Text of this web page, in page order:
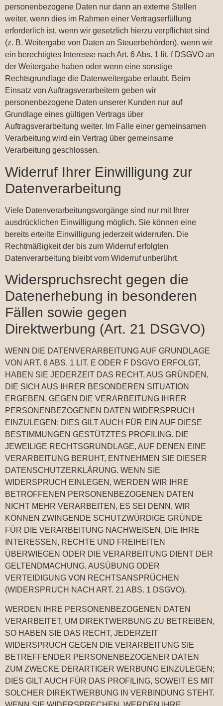
personenbezogene Daten nur dann an externe Stellen
weiter, wenn dies im Rahmen einer Vertragserfüllung
erforderlich ist, wenn wir gesetzlich hierzu verpflichtet sind
(z. B. Weitergabe von Daten an Steuerbehörden), wenn wir
ein berechtigtes Interesse nach Art. 6 Abs. 1 lit. f DSGVO an
der Weitergabe haben oder wenn eine sonstige
Rechtsgrundlage die Datenweitergabe erlaubt. Beim
Einsatz von Auftragsverarbeitern geben wir
personenbezogene Daten unserer Kunden nur auf
Grundlage eines gültigen Vertrags über
Auftragsverarbeitung weiter. Im Falle einer gemeinsamen
Verarbeitung wird ein Vertrag über gemeinsame
Verarbeitung geschlossen.
Widerruf Ihrer Einwilligung zur
Datenverarbeitung
Viele Datenverarbeitungsvorgänge sind nur mit Ihrer
ausdrücklichen Einwilligung möglich. Sie können eine
bereits erteilte Einwilligung jederzeit widerrufen. Die
Rechtmäßigkeit der bis zum Widerruf erfolgten
Datenverarbeitung bleibt vom Widerruf unberührt.
Widerspruchsrecht gegen die
Datenerhebung in besonderen
Fällen sowie gegen
Direktwerbung (Art. 21 DSGVO)
WENN DIE DATENVERARBEITUNG AUF GRUNDLAGE
VON ART. 6 ABS. 1 LIT. E ODER F DSGVO ERFOLGT,
HABEN SIE JEDERZEIT DAS RECHT, AUS GRÜNDEN,
DIE SICH AUS IHRER BESONDEREN SITUATION
ERGEBEN, GEGEN DIE VERARBEITUNG IHRER
PERSONENBEZOGENEN DATEN WIDERSPRUCH
EINZULEGEN; DIES GILT AUCH FÜR EIN AUF DIESE
BESTIMMUNGEN GESTÜTZTES PROFILING. DIE
JEWEILIGE RECHTSGRUNDLAGE, AUF DENEN EINE
VERARBEITUNG BERUHT, ENTNEHMEN SIE DIESER
DATENSCHUTZERKLÄRUNG. WENN SIE
WIDERSPRUCH EINLEGEN, WERDEN WIR IHRE
BETROFFENEN PERSONENBEZOGENEN DATEN
NICHT MEHR VERARBEITEN, ES SEI DENN, WIR
KÖNNEN ZWINGENDE SCHUTZWÜRDIGE GRÜNDE
FÜR DIE VERARBEITUNG NACHWEISEN, DIE IHRE
INTERESSEN, RECHTE UND FREIHEITEN
ÜBERWIEGEN ODER DIE VERARBEITUNG DIENT DER
GELTENDMACHUNG, AUSÜBUNG ODER
VERTEIDIGUNG VON RECHTSANSPRÜCHEN
(WIDERSPRUCH NACH ART. 21 ABS. 1 DSGVO).
WERDEN IHRE PERSONENBEZOGENEN DATEN
VERARBEITET, UM DIREKTWERBUNG ZU BETREIBEN,
SO HABEN SIE DAS RECHT, JEDERZEIT
WIDERSPRUCH GEGEN DIE VERARBEITUNG SIE
BETREFFENDER PERSONENBEZOGENER DATEN
ZUM ZWECKE DERARTIGER WERBUNG EINZULEGEN;
DIES GILT AUCH FÜR DAS PROFILING, SOWEIT ES MIT
SOLCHER DIREKTWERBUNG IN VERBINDUNG STEHT.